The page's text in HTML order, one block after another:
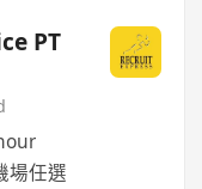
PT
場任選